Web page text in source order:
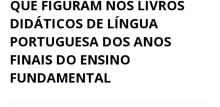
QUE FIGURAM NOS LIVROS
DIDÁTICOS DE LÍNGUA
PORTUGUESA DOS ANOS
FINAIS DO ENSINO
FUNDAMENTAL